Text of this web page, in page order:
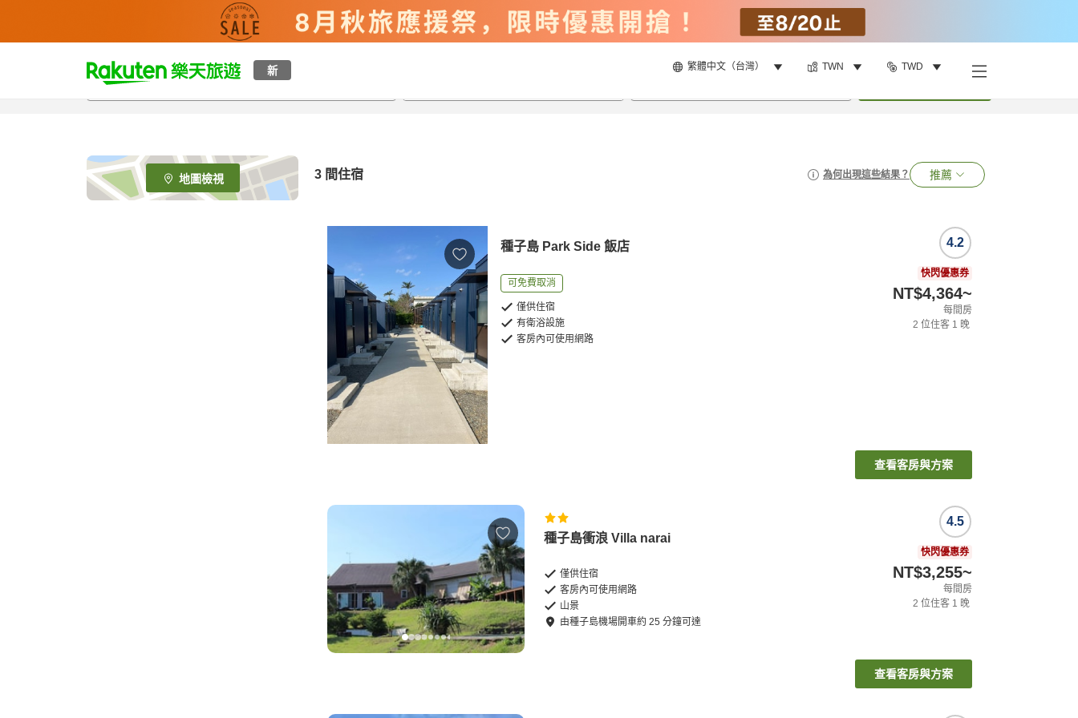
新 繁體中文（台灣） TWN TWD
t
p
e
_
s
地圖檢視 3 間住宿 為何出現這些結果？ 推薦
種子島 Park Side 飯店
可免費取消
僅供住宿
有衛浴設施
客房內可使用網路
4.2
快閃優惠券
NT$4,364~
每間房
2 位住客 1 晚
查看客房與方案
種子島衝浪 Villa narai
僅供住宿
客房內可使用網路
山景
由種子島機場開車約25 分鐘可達
4.5
快閃優惠券
NT$3,255~
每間房
2 位住客 1 晚
查看客房與方案